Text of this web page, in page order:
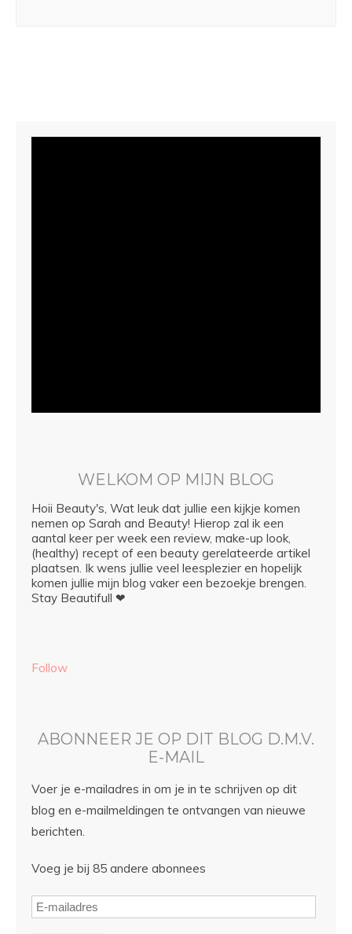
WELKOM OP MIJN BLOG
Hoii Beauty's, Wat leuk dat jullie een kijkje komen
nemen op Sarah and Beauty! Hierop zal ik een
aantal keer per week een review, make-up look,
(healthy) recept of een beauty gerelateerde artikel
plaatsen. Ik wens jullie veel leesplezier en hopelijk
komen jullie mijn blog vaker een bezoekje brengen.
Stay Beautifull ❤
Follow
ABONNEER JE OP DIT BLOG D.M.V.
E-MAIL
Voer je e-mailadres in om je in te schrijven op dit
blog en e-mailmeldingen te ontvangen van nieuwe
berichten.
Voeg je bij 85 andere abonnees